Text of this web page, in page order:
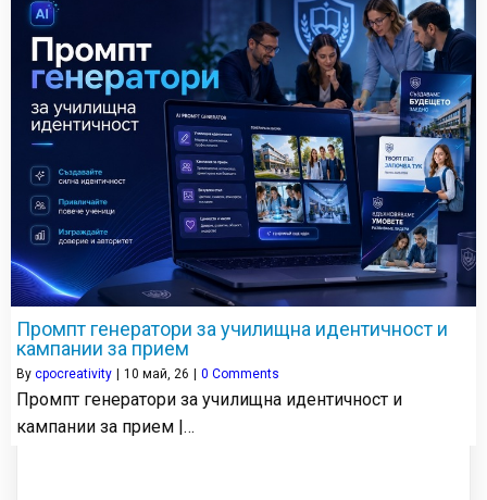
Промпт генератори за училищна идентичност и
кампании за прием
By cpocreativity 10 май, 26 0 Comments
Промпт генератори за училищна идентичност и
кампании за прием |…